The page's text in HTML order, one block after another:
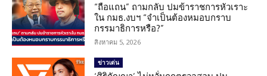
“ถือแถน” ถามกลับ ปมข้าราชการหัวเราะ
ใน กมธ.งบฯ “จำเป็นต้องหมอบกราบ
กรรมาธิการหรือ?”
สิงหาคม 5, 2026
ข่าวเด่น